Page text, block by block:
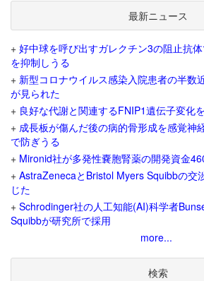
最新ニュース
+ 好中球を呼び出すガレクチン3の阻止抗
を抑制しうる
+ 新型コロナウイルス感染入院患者の半数
が見られた
+ 良好な代謝と関連するFNIP1遺伝子変化
+ 成長板が傷んだ後の病的骨形成を感覚神
で防ぎうる
+ Mironid社が多発性嚢胞腎薬の開発資金
+ AstraZenecaとBristol Myers Squibbの交
じた
+ Schrodinger社の人工知能(AI)科学者
Squibbが研究所で採用
more...
検索